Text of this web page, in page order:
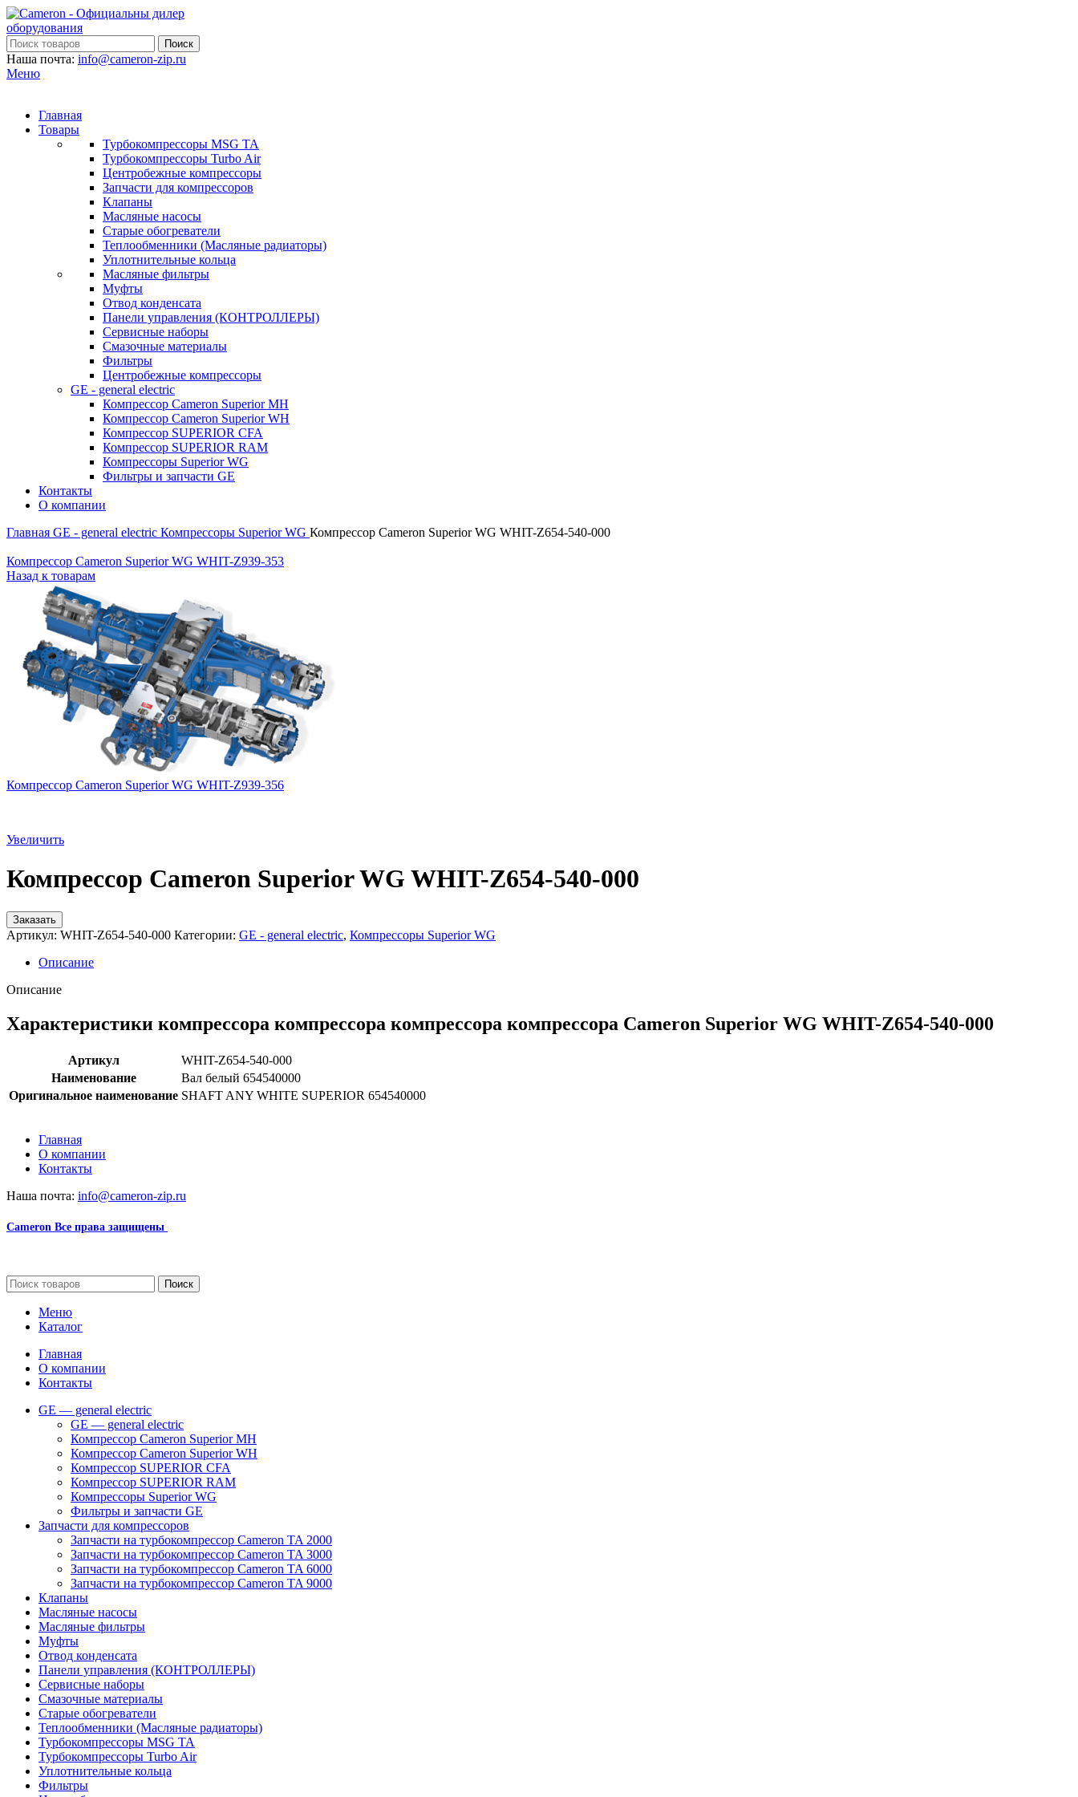
Поиск
Наша почта: info@cameron-zip.ru
Меню
Главная
Товары
Турбокомпрессоры MSG TA
Турбокомпрессоры Turbo Air
Центробежные компрессоры
Запчасти для компрессоров
Клапаны
Масляные насосы
Старые обогреватели
Теплообменники (Масляные радиаторы)
Уплотнительные кольца
Масляные фильтры
Муфты
Отвод конденсата
Панели управления (КОНТРОЛЛЕРЫ)
Сервисные наборы
Смазочные материалы
Фильтры
Центробежные компрессоры
GE - general electric
Компрессор Cameron Superior MH
Компрессор Cameron Superior WH
Компрессор SUPERIOR CFA
Компрессор SUPERIOR RAM
Компрессоры Superior WG
Фильтры и запчасти GE
Контакты
О компании
Главная GE - general electric Компрессоры Superior WG Компрессор Cameron Superior WG WHIT-Z654-540-000
Компрессор Cameron Superior WG WHIT-Z939-353
Назад к товарам
Компрессор Cameron Superior WG WHIT-Z939-356
Увеличить
Компрессор Cameron Superior WG WHIT-Z654-540-000
Заказать
Артикул: WHIT-Z654-540-000 Категории: GE - general electric, Компрессоры Superior WG
Описание
Описание
Характеристики компрессора компрессора компрессора компрессора Cameron Superior WG WHIT-Z654-540-000
Артикул
WHIT-Z654-540-000
Наименование
Вал белый 654540000
Оригинальное наименование SHAFT ANY WHITE SUPERIOR 654540000
Главная
О компании
Контакты
Наша почта: info@cameron-zip.ru
Cameron Все права защищены
Поиск
Меню
Каталог
Главная
О компании
Контакты
GE — general electric
GE — general electric
Компрессор Cameron Superior MH
Компрессор Cameron Superior WH
Компрессор SUPERIOR CFA
Компрессор SUPERIOR RAM
Компрессоры Superior WG
Фильтры и запчасти GE
Запчасти для компрессоров
Запчасти на турбокомпрессор Cameron TA 2000
Запчасти на турбокомпрессор Cameron TA 3000
Запчасти на турбокомпрессор Cameron TA 6000
Запчасти на турбокомпрессор Cameron TA 9000
Клапаны
Масляные насосы
Масляные фильтры
Муфты
Отвод конденсата
Панели управления (КОНТРОЛЛЕРЫ)
Сервисные наборы
Смазочные материалы
Старые обогреватели
Теплообменники (Масляные радиаторы)
Турбокомпрессоры MSG TA
Турбокомпрессоры Turbo Air
Уплотнительные кольца
Фильтры